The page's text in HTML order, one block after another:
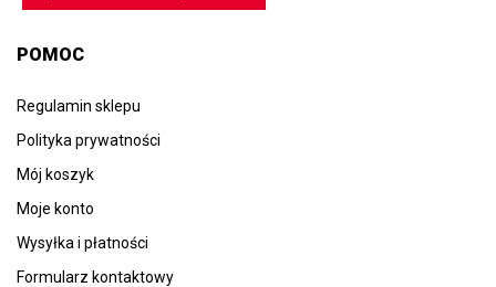
POMOC
Regulamin sklepu
Polityka prywatności
Mój koszyk
Moje konto
Wysyłka i płatności
Formularz kontaktowy